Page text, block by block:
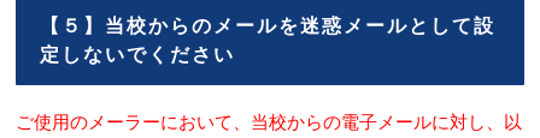
【５】当校からのメールを迷惑メールとして設
定しないでください
ご使用のメーラーにおいて、当校からの電子メールに対し、以